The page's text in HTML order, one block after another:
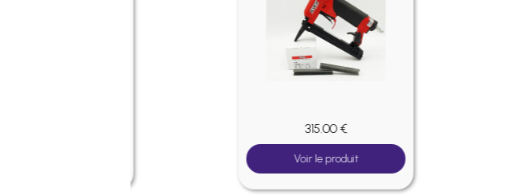
Voir le produit